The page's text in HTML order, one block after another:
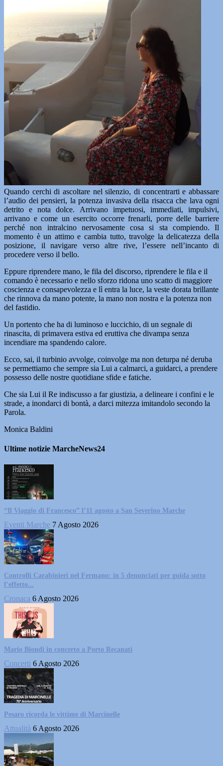
Quando cerchi di ascoltare nel silenzio, di concentrarti e abbassare
l’audio dei pensieri, la potenza invasiva della risacca che lava ogni
detrito e nota dolce. Arrivano impetuosi, immediati, impulsivi,
arrivano e come un esercito occorre frenarli, porre delle barriere
perché non intralcino nervosamente cosa si sta compiendo. Il
momento è un attimo e cambia tutto, travolge la delicatezza della
posizione, il navigare verso altre rive, l’essere nell’incanto di
procedere verso il bello.
Eppure riprendere mano, le fila del discorso, riprendere le fila e il
comando è necessario e nello sforzo ridona uno scatto di maggiore
coscienza e consapevolezza e lì entra la luce, la veste dorata brillante
che rinnova da mano potente, la mano non nostra e la potenza non
del fastidio.
Un portento che ha di luminoso e luccichio, di un segnale di
rinascita, di primavera estiva ed eruttiva che divampa senza
incendiare ma spandendo calore.
Ecco, sai, il turbinio avvolge, coinvolge ma non deturpa né deruba
se permettiamo che sempre sia Lui a calmarci, a guidarci, a prendere
possesso delle nostre quotidiane sfide e fatiche.
Che sia Lui il Re indiscusso a far giustizia, a delineare i confini e le
strade, a inondarci di bontà, a darci mitezza imitandolo secondo la
Parola.
Monica Baldini
Ultime notizie MarcheNews24
“Il Viaggio di Francesco” l’11 agosto a San Severino Marche
Eventi Marche 7 Agosto 2026
Controlli Carabinieri nel Fermano: in 5 denunciati per guida sotto
l’effetto...
Cronaca 6 Agosto 2026
Mario Biondi in concerto a Porto Recanati
Concerti 6 Agosto 2026
Pesaro ricorda le vittime di Marcinelle
Attualità 6 Agosto 2026